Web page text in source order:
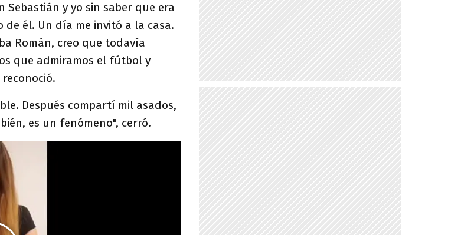
Sebastián y yo sin saber que era
de él. Un día me invitó a la casa.
Román, creo que todavía
que admiramos el fútbol y
Después compartí mil asados,
es un fenómeno", cerró.